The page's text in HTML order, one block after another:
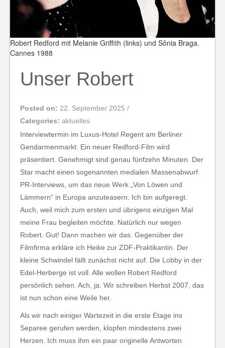
Robert Redford mit Melanie Griffith (links) und Sônia Braga.
Cannes 1988
Unser Robert
Posted on: 22. September 2025 /
Categories: aktuelles
Interviewtermin im Luxus-Hotel Regent am Berliner
Gendarmenmarkt. Ein neuer Redford-Film wird
präsentiert. Genehmigt sind genau fünfzehn Minuten. Der
Star macht einen sogenannten medialen Massenabwurf.
PR-Interviews, um das neue Werk „Von Löwen und
Lämmern“ in Europa anzuteasern. Ich bin aufgeregt.
Auch, weil mich zum ersten und übrigens einzigen Mal
meine Frau begleiten möchte. Natürlich nur wegen
Robert. Gut! Dann machen wir das. Gegenüber der
Filmfirma erkläre ich Heike zur ZDF-Praktikantin. Der
kleine Schwindel fällt zunächst nicht auf. Die Lobby in der
Edel-Herberge ist voll. Alle wollen Robert Redford
persönlich sehen. Ach, ja: Wir schreiben Herbst 2007, das
ist nun schon eine Weile her.
Als wir nach einiger Wartezeit in die erste Etage ins
Separee gerufen werden, klopfen mindestens zwei
Herzen. Ich muss ihm ein paar originelle Antworten